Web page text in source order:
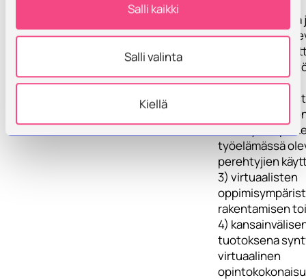
Salli kaikki
Salli valinta
Kiellä
opiskelijoiden ja
työelämässä
perehtyjien
2)
virtuaalinen
hoitotyön
työelämässä
perehtyjien
3) virtuaalisten
rakentamisen
4)
tuotoksena
virtuaalinen